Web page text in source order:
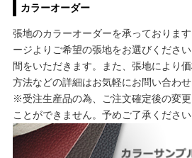
カラーオーダー
張地のカラーオーダーを承っておりま
ージよりご希望の張地をお選びくださ
間をいただきます。また、張地により
方法などの詳細はお気軽にお問い合わせ
※受注生産品の為、ご注文確定後の変
ことができません。予めご了承ください